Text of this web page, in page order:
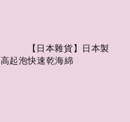
高起泡快速乾海綿